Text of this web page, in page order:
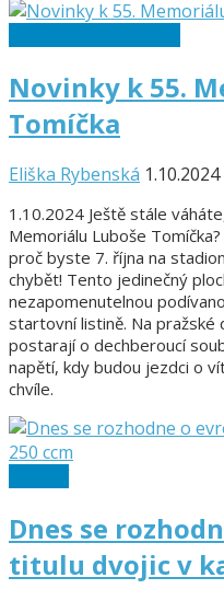
Novinky k 55.
Tomíčka
Eliška Rybenská 1.10.2024
1.10.2024 Ještě stále
Memoriálu Luboše
proč byste 7. října na
chybět! Tento jedinečný
nezapomenutelnou
startovní listině. Na
postarají o dechberoucí
napětí, kdy budou jezdci o
chvíle.
Dnes se
titulu dvojic v